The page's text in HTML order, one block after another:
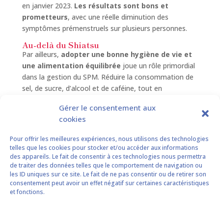
Gérer le consentement aux
cookies
Pour offrir les meilleures expériences, nous utilisons des technologies
telles que les cookies pour stocker et/ou accéder aux informations
des appareils. Le fait de consentir à ces technologies nous permettra
de traiter des données telles que le comportement de navigation ou
les ID uniques sur ce site. Le fait de ne pas consentir ou de retirer son
consentement peut avoir un effet négatif sur certaines caractéristiques
et fonctions.
en janvier 2023. Les résultats sont bons et
prometteurs, avec une réelle diminution des
symptômes prémenstruels sur plusieurs personnes.
Au-delà du Shiatsu
Par ailleurs, adopter une bonne hygiène de vie et
une alimentation équilibrée joue un rôle primordial
dans la gestion du SPM. Réduire la consommation de
sel, de sucre, d’alcool et de caféine, tout en
thon, maquereaux …), les fruits, les légumes et les
fibres, aide à réduire les symptômes.
L’exercice régulier, des exercices d’auto-
massage, la méditation et un sommeil de qualité
sont également conseillés pour leur impact positif sur
le bien-être général.